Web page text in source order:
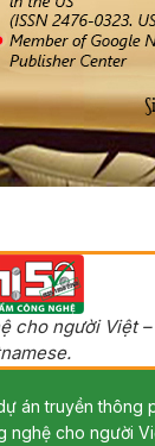
cho người Việt
án truyền thông
nghệ cho người